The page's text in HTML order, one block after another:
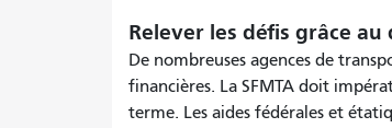
Relever les défis grâce
De nombreuses agences de
financières. La SFMTA doit
terme. Les aides fédérales et